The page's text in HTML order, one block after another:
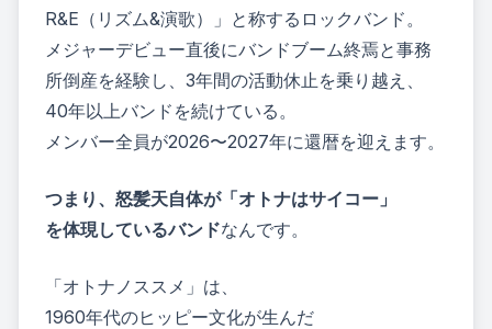
R&E（リズム&演歌）」と称するロックバンド。
メジャーデビュー直後にバンドブーム終焉と事務
所倒産を経験し、3年間の活動休止を乗り越え、
40年以上バンドを続けている。
メンバー全員が2026〜2027年に還暦を迎えます。
つまり、怒髪天自体が「オトナはサイコー」
を体現しているバンドなんです。
「オトナノススメ」は、
1960年代のヒッピー文化が生んだ